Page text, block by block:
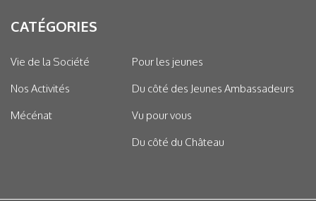
CATÉGORIES
Vie de la Société
Nos Activités
Mécénat
Pour les jeunes
Du côté des Jeunes Ambassadeurs
Vu pour vous
Du côté du Château